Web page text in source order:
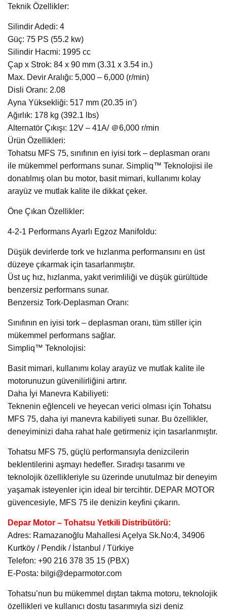
Teknik Özellikler:
Silindir Adedi: 4
Güç: 75 PS (55.2 kw)
Silindir Hacmi: 1995 cc
Çap x Strok: 84 x 90 mm (3.31 x 3.54 in.)
Max. Devir Aralığı: 5,000 – 6,000 (r/min)
Disli Oranı: 2.08
Ayna Yüksekliği: 517 mm (20.35 in’)
Ağırlık: 178 kg (392.1 lbs)
Alternatör Çıkışı: 12V – 41A/ ＠6,000 r/min
Ürün Özellikleri:
Tohatsu MFS 75, sınıfının en iyisi tork – deplasman oranı
ile mükemmel performans sunar. Simpliq™ Teknolojisi ile
donatılmış olan bu motor, basit mimari, kullanımı kolay
arayüz ve mutlak kalite ile dikkat çeker.
Öne Çıkan Özellikler:
4-2-1 Performans Ayarlı Egzoz Manifoldu:
Düşük devirlerde tork ve hızlanma performansını en üst
düzeye çıkarmak için tasarlanmıştır.
Üst uç hız, hızlanma, yakıt verimliliği ve düşük gürültüde
benzersiz performans sunar.
Benzersiz Tork-Deplasman Oranı:
Sınıfının en iyisi tork – deplasman oranı, tüm stiller için
mükemmel performans sağlar.
Simpliq™ Teknolojisi:
Basit mimari, kullanımı kolay arayüz ve mutlak kalite ile
motorunuzun güvenilirliğini artırır.
Daha İyi Manevra Kabiliyeti:
Teknenin eğlenceli ve heyecan verici olması için Tohatsu
MFS 75, daha iyi manevra kabiliyeti sunar. Bu özellikler,
deneyiminizi daha rahat hale getirmeniz için tasarlanmıştır.
Tohatsu MFS 75, güçlü performansıyla denizcilerin
beklentilerini aşmayı hedefler. Sıradışı tasarımı ve
teknolojik özellikleriyle su üzerinde unutulmaz bir deneyim
yaşamak isteyenler için ideal bir tercihtir. DEPAR MOTOR
güvencesiyle, MFS 75 ile denizin keyfini çıkarın.
Depar Motor – Tohatsu Yetkili Distribütörü:
Adres: Ramazanoğlu Mahallesi Açelya Sk.No:4, 34906
Kurtköy / Pendik / İstanbul / Türkiye
Telefon: +90 216 378 35 15 (PBX)
E-Posta: bilgi@deparmotor.com
Tohatsu’nun bu mükemmel dıştan takma motoru, teknolojik
özellikleri ve kullanıcı dostu tasarımıyla sizi deniz